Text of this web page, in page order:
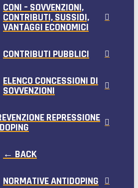
CONI – SOVVENZIONI,
CONTRIBUTI, SUSSIDI,
VANTAGGI ECONOMICI
CONTRIBUTI PUBBLICI
ELENCO CONCESSIONI DI
SOVVENZIONI
REPRESSIONE
← BACK
NORMATIVE ANTIDOPING